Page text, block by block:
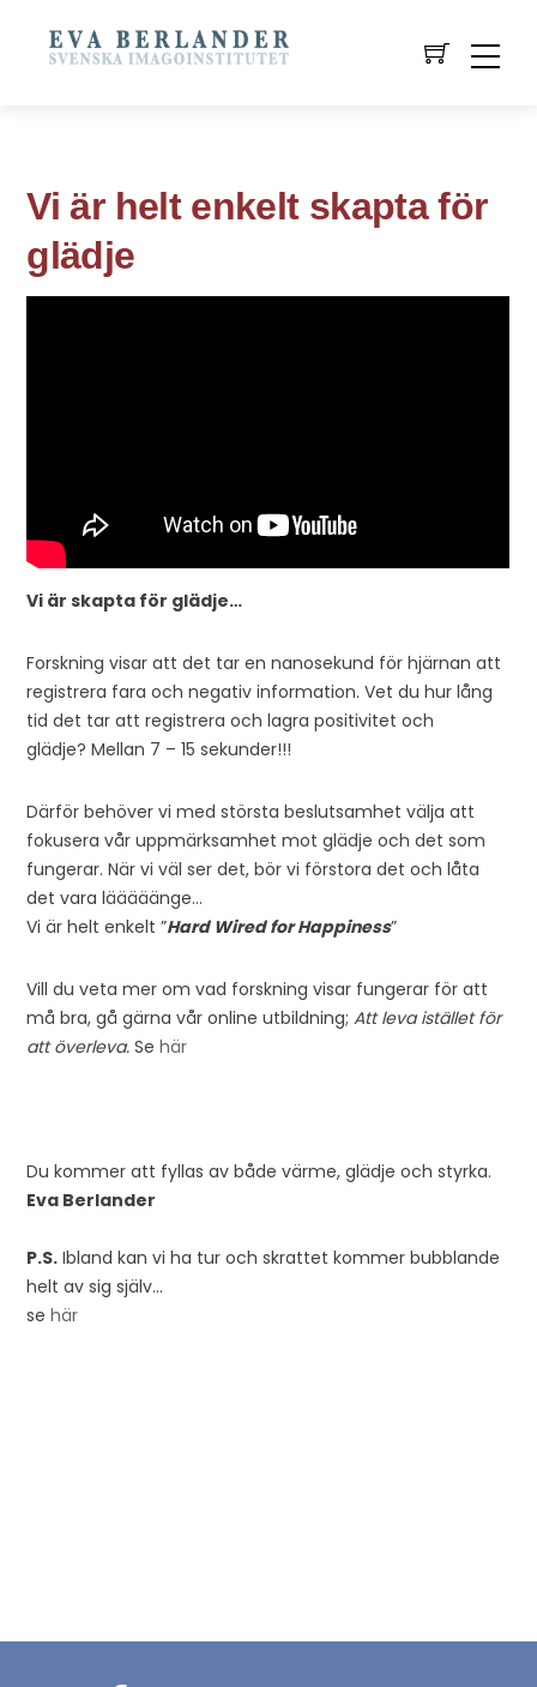
Vi är helt enkelt skapta för
glädje
Vi är skapta för glädje…
Forskning visar att det tar en nanosekund för hjärnan att
registrera fara och negativ information. Vet du hur lång
tid det tar att registrera och lagra positivitet och
glädje? Mellan 7 – 15 sekunder!!!
Därför behöver vi med största beslutsamhet välja att
fokusera vår uppmärksamhet mot glädje och det som
fungerar. När vi väl ser det, bör vi förstora det och låta
det vara lääääänge…
Vi är helt enkelt ”Hard Wired for Happiness”
Vill du veta mer om vad forskning visar fungerar för att
må bra, gå gärna vår online utbildning;Att leva istället för
att överleva.Sehär
Du kommer att fyllas av både värme, glädje och styrka.
Eva Berlander
P.S. Ibland kan vi ha tur och skrattet kommer bubblande
helt av sig själv…
sehär